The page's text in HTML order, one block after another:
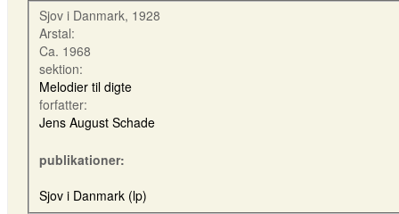
Sjov i Danmark, 1928
Arstal:
Ca. 1968
sektion:
Melodier til digte
forfatter:
Jens August Schade
publikationer:
Sjov i Danmark (lp)